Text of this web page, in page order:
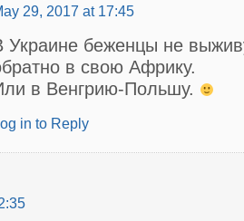
29, 2017 at 17:45
Украине беженцы не
в свою Африку.
в Венгрию-Польшу.
in to Reply